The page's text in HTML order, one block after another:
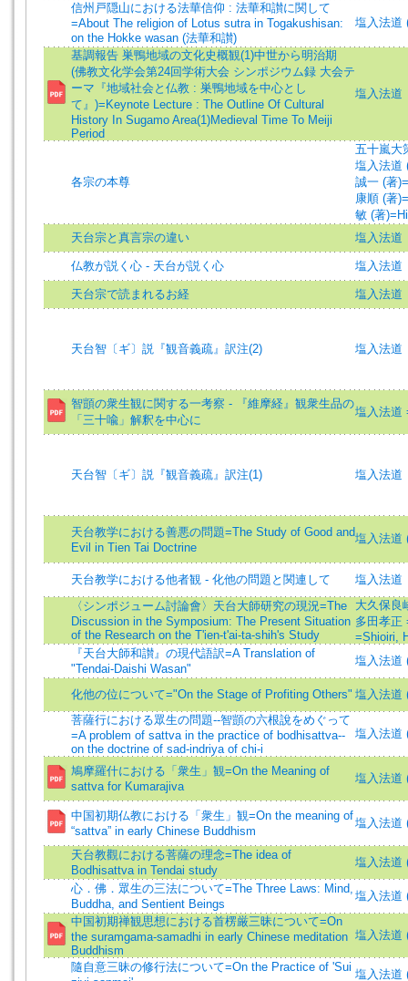
信州戸隠山における法華信仰 : 法華和讃に関して
=About The religion of Lotus sutra in Togakushisan:
on the Hokke wasan (法華和讃)
塩入法道
基調報告 巣鴨地域の文化史概観(1)中世から明治期
(佛教文化学会第24回学術大会 シンポジウム録 大会テ
ーマ『地域社会と仏教 : 巣鴨地域を中心とし
て』)=Keynote Lecture : The Outline Of Cultural
History In Sugamo Area(1)Medieval Time To Meiji
Period
塩入法道
各宗の本尊
五十嵐大
塩入法道
誠一 (著
康順 (著
敏 (著
天台宗と真言宗の違い
塩入法道
仏教が説く心 - 天台が説く心 塩入法道
天台宗で読まれるお経 塩入法道
天台智〔ギ〕説『観音義疏』訳注(2) 塩入法道
智顗の衆生観に関する一考察 - 『維摩経』観衆生品の
「三十喩」解釈を中心に
塩入法道
天台智〔ギ〕説『観音義疏』訳注(1) 塩入法道
天台教学における善悪の問題=The Study of Good and
Evil in Tien Tai Doctrine
塩入法道
天台教学における他者観 - 化他の問題と関連して
塩入法道
〈シンポジューム討論會〉天台大師研究の現況=The
Discussion in the Symposium: The Present Situation
of the Research on the T'ien-t'ai-ta-shih's Study
大久保良
多田孝正
=Shioiri,
『天台大師和讃』の現代語訳=A Translation of
"Tendai-Daishi Wasan"
塩入法道
化他の位について="On the Stage of Profiting Others" 塩入法道
菩薩行における眾生の問題--智顗の六根說をめぐって
=A problem of sattva in the practice of bodhisattva--
on the doctrine of sad-indriya of chi-i
塩入法道
鳩摩羅什における「衆生」観=On the Meaning of
sattva for Kumarajiva
塩入法道
中国初期仏教における「衆生」観=On the meaning of
“sattva” in early Chinese Buddhism
塩入法道
天台教觀における菩薩の理念=The idea of
Bodhisattva in Tendai study
塩入法道
心．佛．眾生の三法について=The Three Laws: Mind,
Buddha, and Sentient Beings
塩入法道
中国初期禅観思想における首楞厳三昧について=On
the suramgama-samadhi in early Chinese meditation
Buddhism
塩入法道
隨自意三昧の修行法について=On the Practice of 'Sui
塩入法道